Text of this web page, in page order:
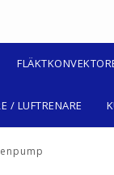
/ LUFTRENARE